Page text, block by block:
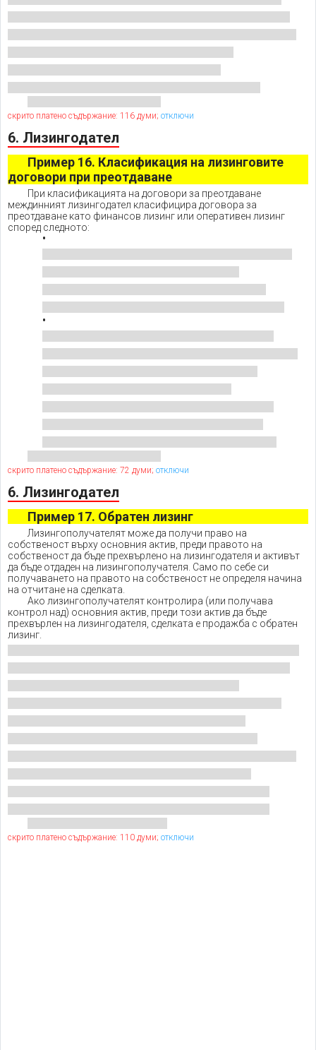
скрито платено съдържание: 116 думи; отключи
6. Лизингодател
Пример 16. Класификация на лизинговите
договори при преотдаване
При класификацията на договори за преотдаване
междинният лизингодател класифицира договора за
преотдаване като финансов лизинг или оперативен лизинг
според следното:
скрито платено съдържание: 72 думи; отключи
6. Лизингодател
Пример 17. Обратен лизинг
Лизингополучателят може да получи право на
собственост върху основния актив, преди правото на
собственост да бъде прехвърлено на лизингодателя и активът
да бъде отдаден на лизингополучателя. Само по себе си
получаването на правото на собственост не определя начина
на отчитане на сделката.
Ако лизингополучателят контролира (или получава
контрол над) основния актив, преди този актив да бъде
прехвърлен на лизингодателя, сделката е продажба с обратен
лизинг.
скрито платено съдържание: 110 думи; отключи